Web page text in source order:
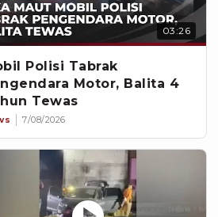
03:26
Polisi Tabrak
Motor, Balita 4
Tewas
7/08/2026